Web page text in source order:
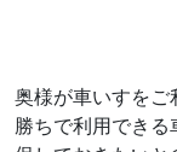
奥様が車いすを
勝ちで利用でき